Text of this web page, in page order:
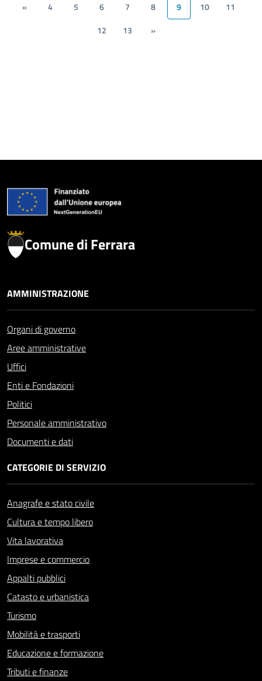
« 4 5 6 7 8 9 10
11
12
13 »
Comune di Ferrara
AMMINISTRAZIONE
Organi di governo
Aree amministrative
Uffici
Enti e Fondazioni
Politici
Personale amministrativo
Documenti e dati
CATEGORIE DI SERVIZIO
Anagrafe e stato civile
Cultura e tempo libero
Vita lavorativa
Imprese e commercio
Appalti pubblici
Catasto e urbanistica
Turismo
Mobilità e trasporti
Educazione e formazione
Tributi e finanze